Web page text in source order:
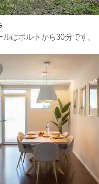
はポルトから30分です。